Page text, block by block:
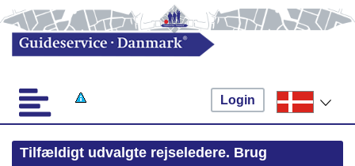
Login
Tilfældigt udvalgte rejseledere. Brug